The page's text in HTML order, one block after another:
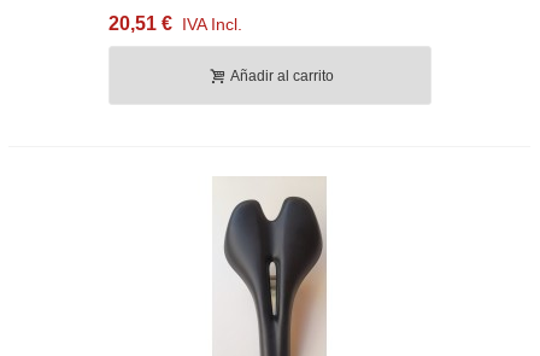
20,51 € IVA Incl.
Añadir al carrito